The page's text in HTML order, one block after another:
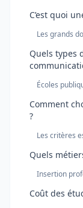
C’est quoi
Les grands
Quels types
Écoles
Comment
?
Les critères
Quels
Insertion
Coût des